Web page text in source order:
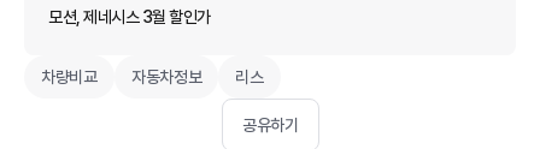
모션, 제네시스 3월 할인가
차량비교 자동차정보 리스
공유하기